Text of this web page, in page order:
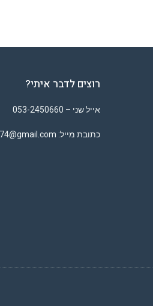
רוצים לדבר איתי?
אייל שני – 053-2450660
כתובת מייל: eyals1974@gmail.com